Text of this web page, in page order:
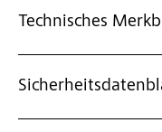
Technisches